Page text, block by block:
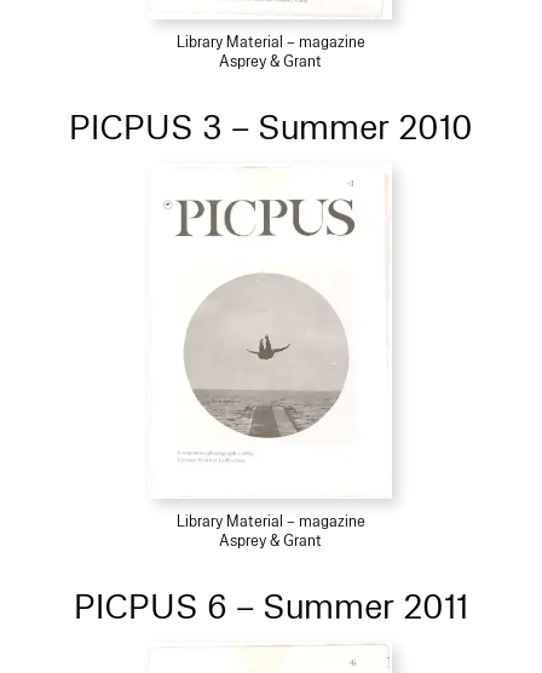
Library Material – magazine
Asprey & Grant
PICPUS 3 – Summer 2010
Library Material – magazine
Asprey & Grant
PICPUS 6 – Summer 2011